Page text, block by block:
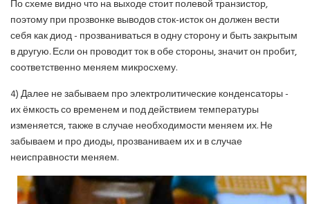
По схеме видно что на выходе стоит полевой транзистор,
поэтому при прозвонке выводов сток-исток он должен вести
себя как диод - прозваниваться в одну сторону и быть закрытым
в другую. Если он проводит ток в обе стороны, значит он пробит,
соответственно меняем микросхему.
4) Далее не забываем про электролитические конденсаторы -
их ёмкость со временем и под действием температуры
изменяется, также в случае необходимости меняем их. Не
забываем и про диоды, прозваниваем их и в случае
неисправности меняем.